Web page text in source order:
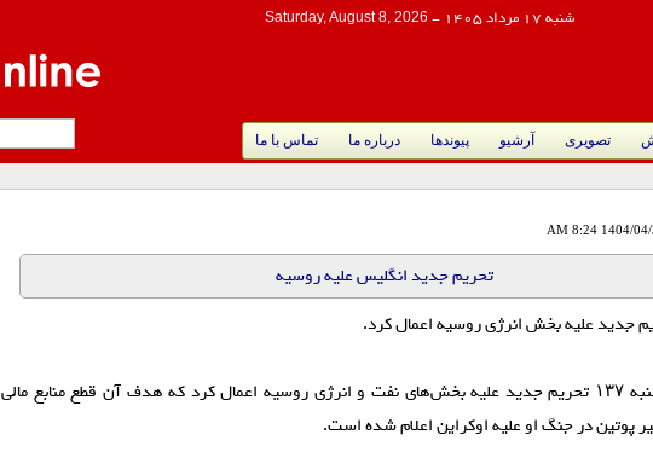
شنبه 17 مرداد 1405 -
Saturday, August 8, 2026
تصویری آرشیو پیوندها درباره ما تماس با ما
تحریم جدید انگلیس علیه روسیه
انگلیس روز دوشنبه ۱۳۷ تحریم جدید علیه بخش‌های نفت و انرژی روسیه اعمال کرد که هدف آن قطع منابع مالی
پوتین در جنگ او علیه اوکراین اعلام شده است.